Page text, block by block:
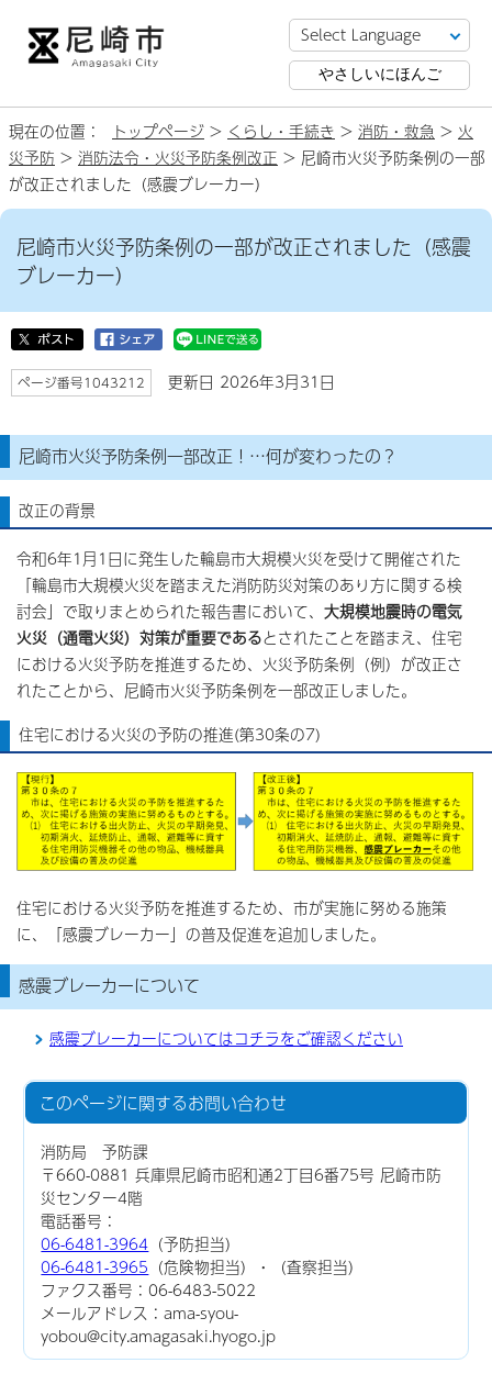
やさしいにほんご
現在の位置： トップページ > くらし・手続き > 消防・救急 > 火
災予防 > 消防法令・火災予防条例改正 > 尼崎市火災予防条例の一部
が改正されました（感震ブレーカー）
尼崎市火災予防条例の一部が改正されました（感震
ブレーカー）
ページ番号1043212 更新日 2026年3月31日
尼崎市火災予防条例一部改正！…何が変わったの？
改正の背景
令和6年1月1日に発生した輪島市大規模火災を受けて開催された
「輪島市大規模火災を踏まえた消防防災対策のあり方に関する検
討会」で取りまとめられた報告書において、 大規模地震時の電気
火災（通電火災）対策が重要であるとされたことを踏まえ、住宅
における火災予防を推進するため、火災予防条例（例）が改正さ
れたことから、尼崎市火災予防条例を一部改正しました。
住宅における火災の予防の推進(第30条の7)
住宅における火災予防を推進するため、市が実施に努める施策
に、「感震ブレーカー」の普及促進を追加しました。
感震ブレーカーについて
感震ブレーカーについてはコチラをご確認ください
このページに関するお問い合わせ
消防局 予防課
〒660-0881 兵庫県尼崎市昭和通2丁目6番75号 尼崎市防
災センター4階
電話番号：
06-6481-3964 （予防担当）
06-6481-3965 （危険物担当）・（査察担当）
ファクス番号：06-6483-5022
メールアドレス：ama-syou-
yobou@city.amagasaki.hyogo.jp